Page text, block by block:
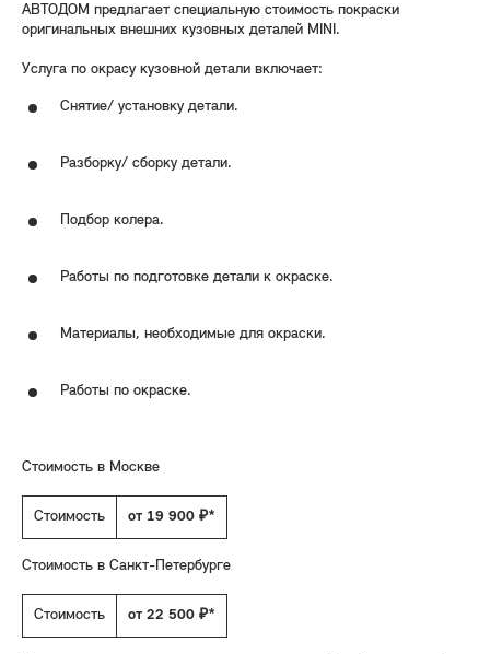
АВТОДОМ предлагает специальную стоимость покраски
оригинальных внешних кузовных деталей MINI.
Услуга по окрасу кузовной детали включает:
Снятие/ установку детали.
Разборку/ сборку детали.
Подбор колера.
Работы по подготовке детали к окраске.
Материалы, необходимые для окраски.
Работы по окраске.
Стоимость в Москве
Стоимость от 19 900 ₽*
Стоимость в Санкт-Петербурге
Стоимость от 22 500 ₽*